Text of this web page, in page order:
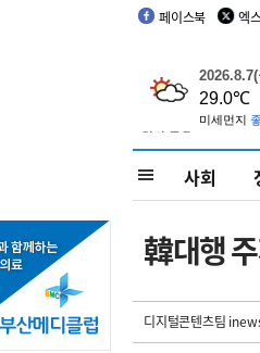
페이스북 엑
사회
韓대행
디지털콘텐츠팀